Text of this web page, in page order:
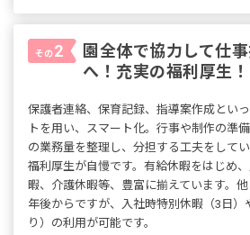
その2
園全体で協力して仕
へ！充実の福利厚生！
保護者連絡、保育記録、指導案作成とい
トを用い、スマート化。行事や制作の準
の業務量を整理し、分担する工夫をして
福利厚生が自慢です。有給休暇をはじめ
暇、介護休暇等、豊富に揃えています。
年後からですが、入社時特別休暇（3日）
り）の利用が可能です。